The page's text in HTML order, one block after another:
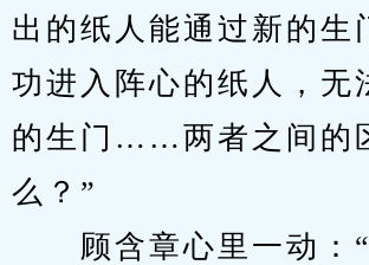
出的纸人能通过新的生
功进入阵心的纸人，无
的生门……两者之间的
么？”
顾含章心里一动：“